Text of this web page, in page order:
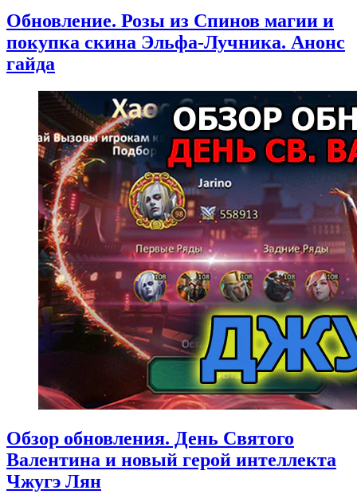
Обновление. Розы из Спинов магии и
покупка скина Эльфа-Лучника. Анонс
гайда
Обзор обновления. День Святого
Валентина и новый герой интеллекта
Чжугэ Лян